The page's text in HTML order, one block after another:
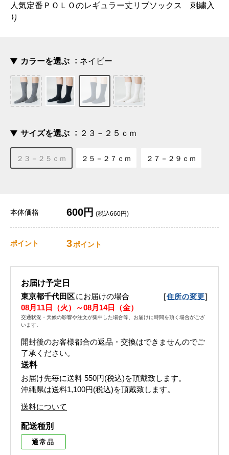
人気定番ＰＯＬＯのレギュラー丈リブソックス 刺繍入
り
カラーを選ぶ ネイビー
サイズを選ぶ ２３－２５ｃｍ
２３－２５ｃｍ ２５－２７ｃｍ ２７－２９ｃｍ
本体価格 600円 (税込660円)
ポイント 3ポイント
お届け予定日
東京都千代田区にお届けの場合 [住所の変更]
08月11日（火）～08月14日（金）
交通状況・天候の影響や注文が集中した場合等、お届けに時間を頂く場合がござ
います。
開封後のお客様都合の返品・交換はできませんのでご
了承ください。
送料
お届け先毎に送料 550円(税込)を頂戴致します。
沖縄県は送料1,100円(税込)を頂戴致します。
送料について
配送種別
通常品